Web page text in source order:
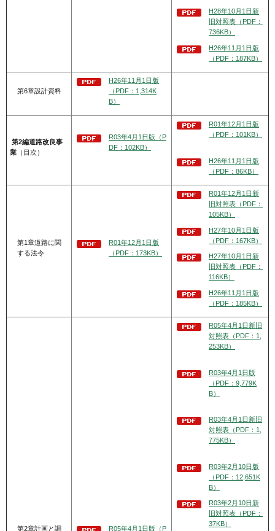
H28年10月1日新
旧対照表（PDF：
736KB）
H26年11月1日版
（PDF：187KB）
第6章設計資料
H26年11月1日版
（PDF：1,314K
B）
第2編道路改良事
業 （目次）
R03年4月1日版（P
DF：102KB）
R01年12月1日版
（PDF：101KB）
H26年11月1日版
（PDF：86KB）
第1章道路に関
する法令
R01年12月1日版
（PDF：173KB）
R01年12月1日新
旧対照表（PDF：
105KB）
H27年10月1日版
（PDF：167KB）
H27年10月1日新
旧対照表（PDF：
116KB）
H26年11月1日版
（PDF：185KB）
第2章計画と調 R05年4月1日版（P
R05年4月1日新旧
対照表（PDF：1,
253KB）
R03年4月1日版
（PDF：9,779K
B）
R03年4月1日新旧
対照表（PDF：1,
775KB）
R03年2月10日版
（PDF：12,651K
B）
R03年2月10日新
旧対照表（PDF：
37KB）